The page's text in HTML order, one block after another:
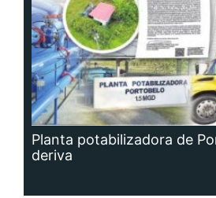
Planta potabilizadora de
deriva